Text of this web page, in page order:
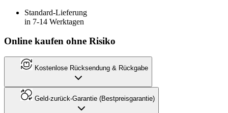
Standard-Lieferung
in 7-14 Werktagen
Online kaufen ohne Risiko
Kostenlose Rücksendung & Rückgabe
Geld-zurück-Garantie (Bestpreisgarantie)